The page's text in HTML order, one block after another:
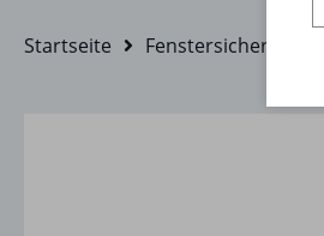
Startseite Fenstersicherheit